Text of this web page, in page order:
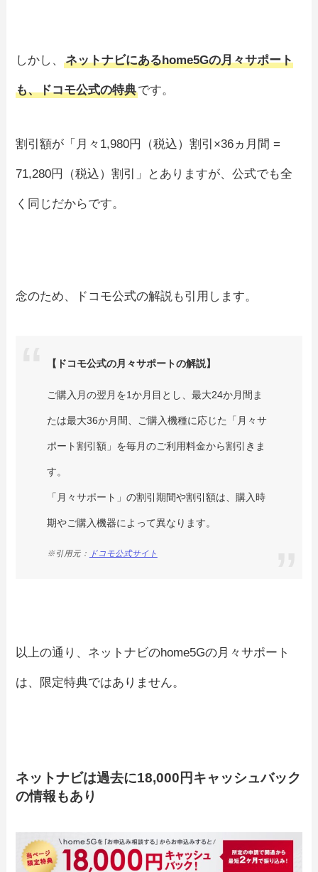
しかし、ネットナビにあるhome5Gの月々サポート
も、ドコモ公式の特典です。
割引額が「月々1,980円（税込）割引×36ヵ月間 =
71,280円（税込）割引」とありますが、公式でも全
く同じだからです。
念のため、ドコモ公式の解説も引用します。
【ドコモ公式の月々サポートの解説】
ご購入月の翌月を1か月目とし、最大24か月間ま
たは最大36か月間、ご購入機種に応じた「月々サ
ポート割引額」を毎月のご利用料金から割引きま
す。
「月々サポート」の割引期間や割引額は、購入時
期やご購入機器によって異なります。
※引用元： ドコモ公式サイト
以上の通り、ネットナビのhome5Gの月々サポート
は、限定特典ではありません。
ネットナビは過去に18,000円キャッシュバック
の情報もあり